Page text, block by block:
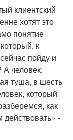
клиентский
хотят это
понятие
к
пойду и
человек,
туша, в шесть
который
как
-